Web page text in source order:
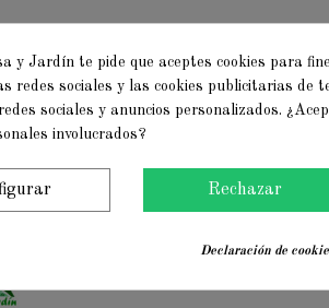
y Jardín te pide que aceptes cookies para
redes sociales y las cookies publicitarias de
sociales y anuncios personalizados.
involucrados?
Rechazar
Declaración de